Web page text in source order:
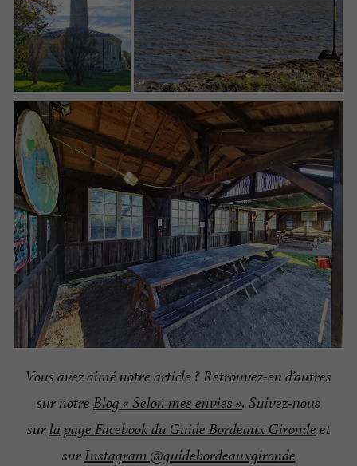
Vous avez aimé notre article ? Retrouvez-en d’autres
sur notre Blog « Selon mes envies ». Suivez-nous
surla page Facebook du Guide Bordeaux Gironde et
surInstagram @guidebordeauxgironde